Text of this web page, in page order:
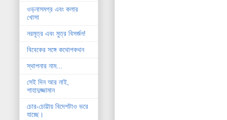
ওড়নাসমগ্র এবং কলার
খোসা
নরমূত্র এবং মুত্র বিসর্জন!
বিবেকের সঙ্গে কথোপকথন
স্থাপনার নাম...
সেই দিন আর নাই,
শাহাদুজ্জামান
চোর-চোট্টায় বিদেশটাও ভরে
যাচ্ছে।